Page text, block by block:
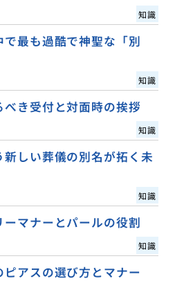
知識
最も過酷で神聖な「別
知識
き受付と対面時の挨拶
知識
しい葬儀の別名が拓く未
知識
マナーとパールの役割
知識
アスの選び方とマナー